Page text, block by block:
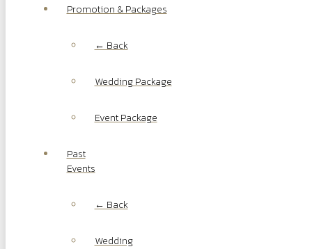
Promotion & Packages
← Back
Wedding Package
Event Package
Past
Events
← Back
Wedding